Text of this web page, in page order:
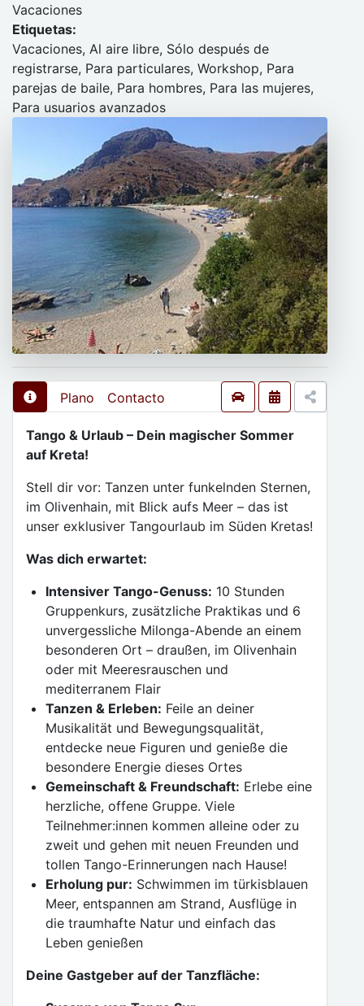
Vacaciones
Etiquetas:
Vacaciones, Al aire libre, Sólo después de
registrarse, Para particulares, Workshop, Para
parejas de baile, Para hombres, Para las mujeres,
Para usuarios avanzados
Plano Contacto
Tango & Urlaub – Dein magischer Sommer
auf Kreta!
Stell dir vor: Tanzen unter funkelnden Sternen,
im Olivenhain, mit Blick aufs Meer – das ist
unser exklusiver Tangourlaub im Süden Kretas!
Was dich erwartet:
Intensiver Tango-Genuss: 10 Stunden
Gruppenkurs, zusätzliche Praktikas und 6
unvergessliche Milonga-Abende an einem
besonderen Ort – draußen, im Olivenhain
oder mit Meeresrauschen und
mediterranem Flair
Tanzen & Erleben: Feile an deiner
Musikalität und Bewegungsqualität,
entdecke neue Figuren und genieße die
besondere Energie dieses Ortes
Gemeinschaft & Freundschaft: Erlebe eine
herzliche, offene Gruppe. Viele
Teilnehmer:innen kommen alleine oder zu
zweit und gehen mit neuen Freunden und
tollen Tango-Erinnerungen nach Hause!
Erholung pur: Schwimmen im türkisblauen
Meer, entspannen am Strand, Ausflüge in
die traumhafte Natur und einfach das
Leben genießen
Deine Gastgeber auf der Tanzfläche: